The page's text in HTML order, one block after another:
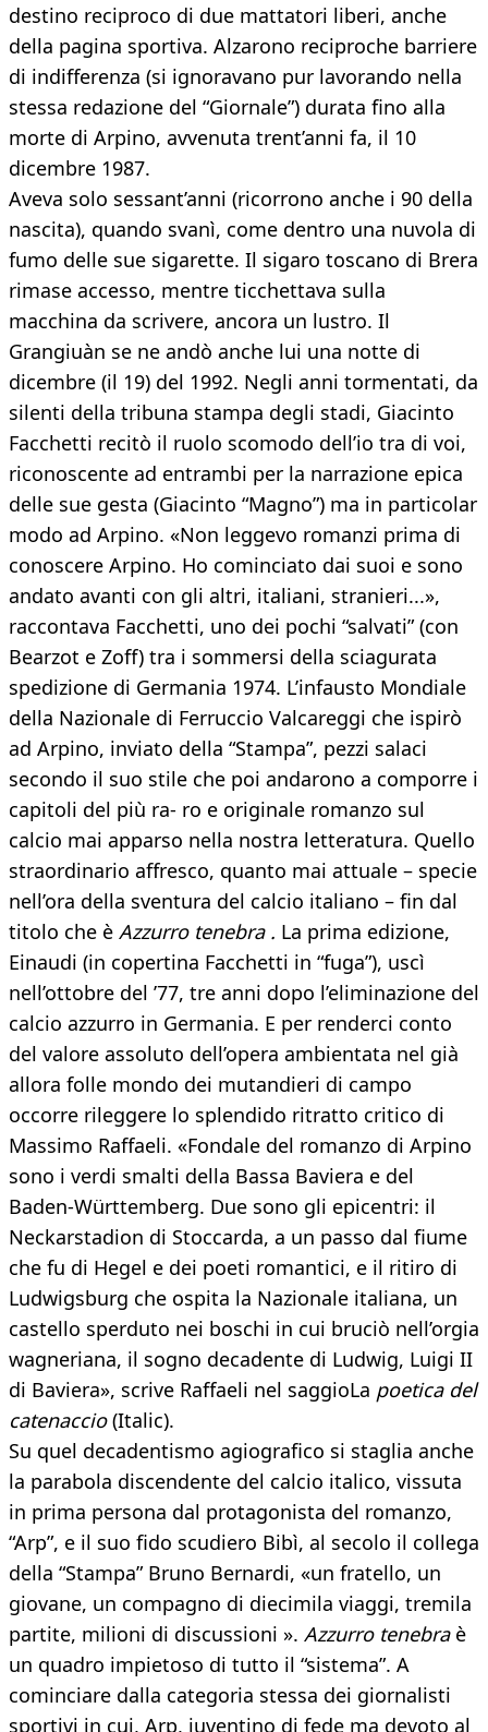
destino reciproco di due mattatori liberi, anche
della pagina sportiva. Alzarono reciproche barriere
di indifferenza (si ignoravano pur lavorando nella
stessa redazione del “Giornale”) durata fino alla
morte di Arpino, avvenuta trent’anni fa, il 10
dicembre 1987.
Aveva solo sessant’anni (ricorrono anche i 90 della
nascita), quando svanì, come dentro una nuvola di
fumo delle sue sigarette. Il sigaro toscano di Brera
rimase accesso, mentre ticchettava sulla
macchina da scrivere, ancora un lustro. Il
Grangiuàn se ne andò anche lui una notte di
dicembre (il 19) del 1992. Negli anni tormentati, da
silenti della tribuna stampa degli stadi, Giacinto
Facchetti recitò il ruolo scomodo dell’io tra di voi,
riconoscente ad entrambi per la narrazione epica
delle sue gesta (Giacinto “Magno”) ma in particolar
modo ad Arpino. «Non leggevo romanzi prima di
conoscere Arpino. Ho cominciato dai suoi e sono
andato avanti con gli altri, italiani, stranieri...»,
raccontava Facchetti, uno dei pochi “salvati” (con
Bearzot e Zoff) tra i sommersi della sciagurata
spedizione di Germania 1974. L’infausto Mondiale
della Nazionale di Ferruccio Valcareggi che ispirò
ad Arpino, inviato della “Stampa”, pezzi salaci
secondo il suo stile che poi andarono a comporre i
capitoli del più ra- ro e originale romanzo sul
calcio mai apparso nella nostra letteratura. Quello
straordinario affresco, quanto mai attuale – specie
nell’ora della sventura del calcio italiano – fin dal
titolo che è Azzurro tenebra . La prima edizione,
Einaudi (in copertina Facchetti in “fuga”), uscì
nell’ottobre del ’77, tre anni dopo l’eliminazione del
calcio azzurro in Germania. E per renderci conto
del valore assoluto dell’opera ambientata nel già
allora folle mondo dei mutandieri di campo
occorre rileggere lo splendido ritratto critico di
Massimo Raffaeli. «Fondale del romanzo di Arpino
sono i verdi smalti della Bassa Baviera e del
Baden-Württemberg. Due sono gli epicentri: il
Neckarstadion di Stoccarda, a un passo dal fiume
che fu di Hegel e dei poeti romantici, e il ritiro di
Ludwigsburg che ospita la Nazionale italiana, un
castello sperduto nei boschi in cui bruciò nell’orgia
wagneriana, il sogno decadente di Ludwig, Luigi II
di Baviera», scrive Raffaeli nel saggioLa poetica del
catenaccio(Italic).
Su quel decadentismo agiografico si staglia anche
la parabola discendente del calcio italico, vissuta
in prima persona dal protagonista del romanzo,
“Arp”, e il suo fido scudiero Bibì, al secolo il collega
della “Stampa” Bruno Bernardi, «un fratello, un
giovane, un compagno di diecimila viaggi, tremila
partite, milioni di discussioni ». Azzurro tenebraè
un quadro impietoso di tutto il “sistema”. A
cominciare dalla categoria stessa dei giornalisti
sportivi in cui, Arp, juventino di fede ma devoto al